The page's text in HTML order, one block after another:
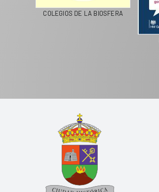
COLEGIOS DE LA BIOSFERA